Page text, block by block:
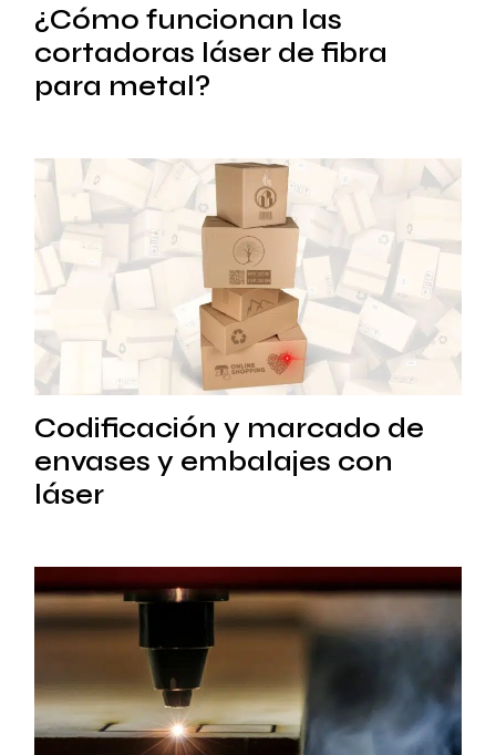
¿Cómo funcionan las
cortadoras láser de fibra
para metal?
Codificación y marcado de
envases y embalajes con
láser